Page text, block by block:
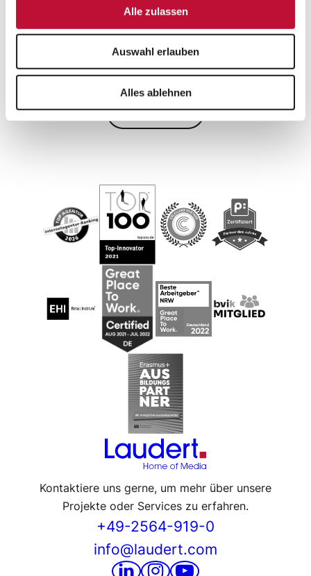
Alle zulassen
Auswahl erlauben
Alles ablehnen
sowohl auf regionaler als auch auf bundesweiter
Ebene.
Weitere Artikel zu den Themen
Ausbildung
Kontaktiere uns gerne, um mehr über unsere
Projekte oder Services zu erfahren.
+49-2564-919-0
info@laudert.com